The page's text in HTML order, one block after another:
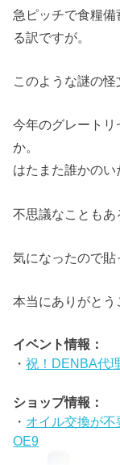
急ピッチで食糧
る訳ですが。
このような謎の怪
今年のグレート
か。
はたまた誰かのい
不思議なことも
気になったので貼
本当にありがとう
イベント情報：
・祝！DENBA代
ショップ情報：
・ オイル交換が
OE9